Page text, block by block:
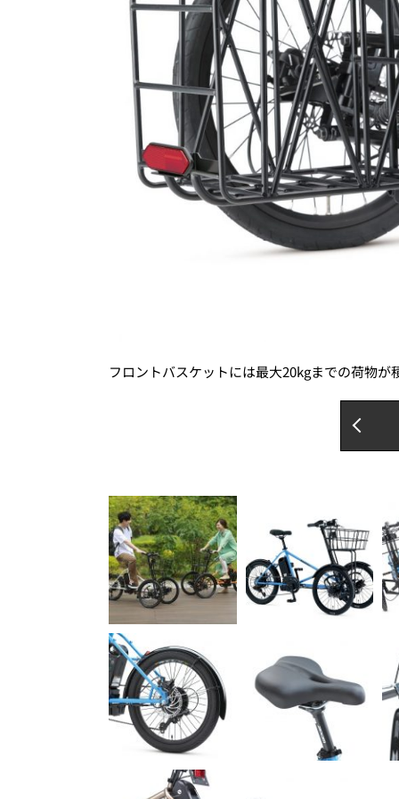
フロントバスケットには最大20kgまでの荷物が